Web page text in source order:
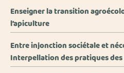
Enseigner la transition
l’apiculture
Entre injonction sociétale et
Interpellation des pratiques des